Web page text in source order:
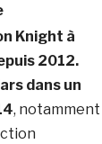
Knight à
2012.
dans un
, notamment